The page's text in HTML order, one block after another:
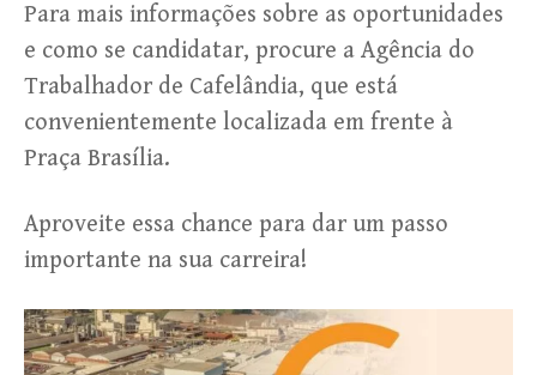
Para mais informações sobre as oportunidades
e como se candidatar, procure a Agência do
Trabalhador de Cafelândia, que está
convenientemente localizada em frente à
Praça Brasília.
Aproveite essa chance para dar um passo
importante na sua carreira!